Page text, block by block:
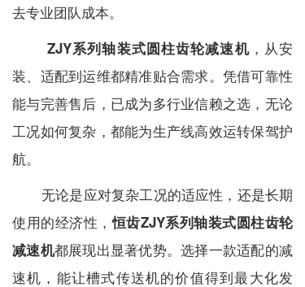
去专业团队成本。
ZJY系列轴装式圆柱齿轮减速机，从安
装、适配到运维都精准贴合需求。凭借可靠性
能与完善售后，已成为多行业信赖之选，无论
工况如何复杂，都能为生产线高效运转保驾护
航。
无论是应对复杂工况的适应性，还是长期
使用的经济性，恒齿ZJY系列轴装式圆柱齿轮
减速机都展现出显著优势。选择一款适配的减
速机 ，能让槽式传送机的价值得到最大化发